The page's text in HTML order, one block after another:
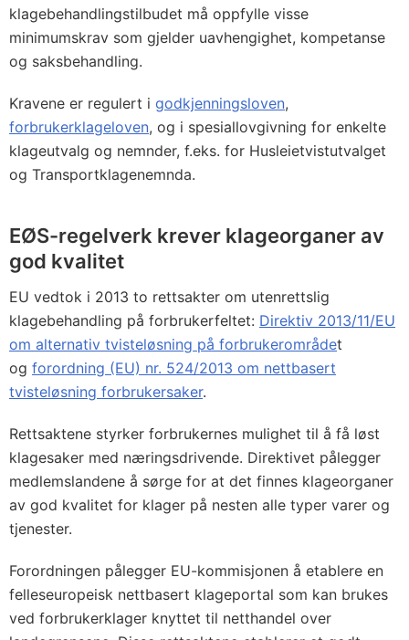
klagebehandlingstilbudet må oppfylle visse
minimumskrav som gjelder uavhengighet, kompetanse
og saksbehandling.
Kravene er regulert i godkjenningsloven,
forbrukerklageloven, og i spesiallovgivning for enkelte
klageutvalg og nemnder, f.eks. for Husleietvistutvalget
og Transportklagenemnda.
EØS-regelverk krever klageorganer av
god kvalitet
EU vedtok i 2013 to rettsakter om utenrettslig
klagebehandling på forbrukerfeltet: Direktiv 2013/11/EU
om alternativ tvisteløsning på forbrukerområdet
og forordning (EU) nr. 524/2013 om nettbasert
tvisteløsning forbrukersaker.
Rettsaktene styrker forbrukernes mulighet til å få løst
klagesaker med næringsdrivende. Direktivet pålegger
medlemslandene å sørge for at det finnes klageorganer
av god kvalitet for klager på nesten alle typer varer og
tjenester.
Forordningen pålegger EU-kommisjonen å etablere en
felleseuropeisk nettbasert klageportal som kan brukes
ved forbrukerklager knyttet til netthandel over